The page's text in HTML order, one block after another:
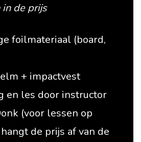
de prijs
foilmateriaal (board,
+ impactvest
en les door instructor
(voor lessen op
de prijs af van de